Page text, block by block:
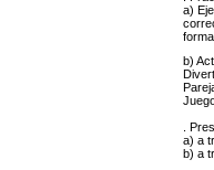
a)
b)
.
a) a
b) a